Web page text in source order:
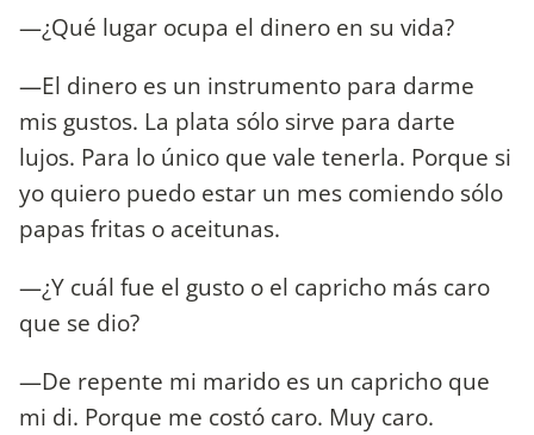
—¿Qué lugar ocupa el dinero en su vida?
—El dinero es un instrumento para darme
mis gustos. La plata sólo sirve para darte
lujos. Para lo único que vale tenerla. Porque si
yo quiero puedo estar un mes comiendo sólo
papas fritas o aceitunas.
—¿Y cuál fue el gusto o el capricho más caro
que se dio?
—De repente mi marido es un capricho que
mi di. Porque me costó caro. Muy caro.